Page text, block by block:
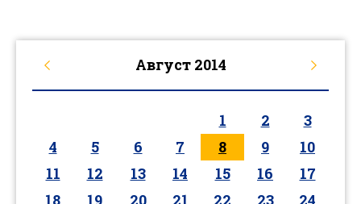
Август 2014
1 2
3
4
5 6 7 8 9
10
11
12 13 14 15 16
17
18
19 20 21 22 23
24